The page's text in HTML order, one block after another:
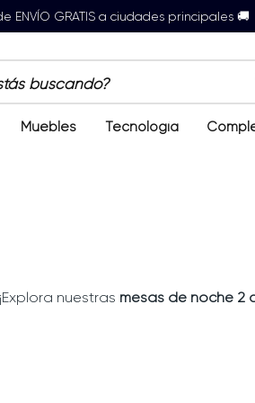
ENVÍO GRATIS a ciudades principales 🚚
buscando?
Muebles Tecnología
nuestras mesas de noche 2